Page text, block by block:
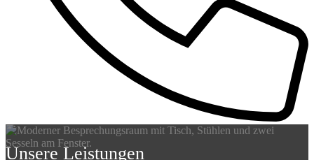
Unsere Leistungen